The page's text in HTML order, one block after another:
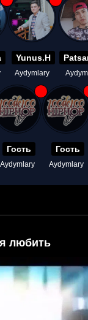
Yunus.H
Aydymlary
Гость
Aydymlary
Гость
Aydymlary
любить